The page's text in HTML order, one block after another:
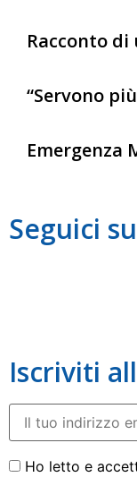
Racconto di
“Servono
Emergenza
Seguici
Iscriviti
Ho letto e